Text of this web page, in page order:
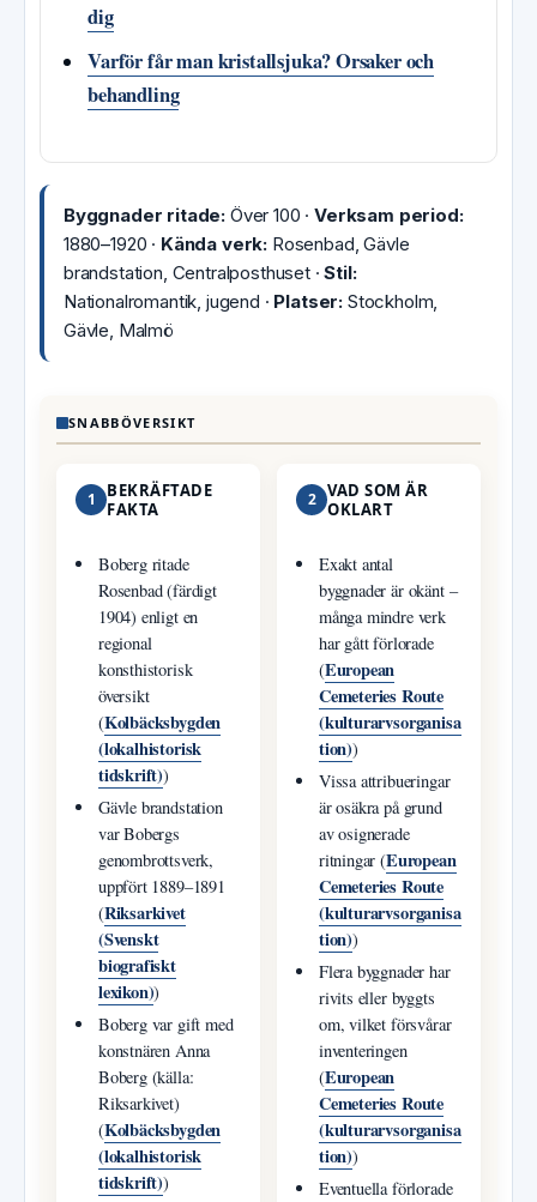
dig
Varför får man kristallsjuka? Orsaker och
behandling
Byggnader ritade: Över 100 ·Verksam period:
1880–1920 · Kända verk: Rosenbad, Gävle
brandstation, Centralposthuset ·Stil:
Nationalromantik, jugend · Platser: Stockholm,
Gävle, Malmö
SNABBÖVERSIKT
1
BEKRÄFTADE
FAKTA
Boberg ritade
Rosenbad (färdigt
1904) enligt en
regional
konsthistorisk
översikt
(Kolbäcksbygden
(lokalhistorisk
tidskrift))
Gävle brandstation
var Bobergs
genombrottsverk,
uppfört 1889–1891
(Riksarkivet
(Svenskt
biografiskt
lexikon))
Boberg var gift med
konstnären Anna
Boberg (källa:
Riksarkivet)
(Kolbäcksbygden
(lokalhistorisk
tidskrift))
2 VAD SOM ÄR
OKLART
Exakt antal
byggnader är okänt –
många mindre verk
har gått förlorade
(European
Cemeteries Route
(kulturarvsorganisa
tion))
Vissa attribueringar
är osäkra på grund
av osignerade
ritningar (European
Cemeteries Route
(kulturarvsorganisa
tion))
Flera byggnader har
rivits eller byggts
om, vilket försvårar
inventeringen
(European
Cemeteries Route
(kulturarvsorganisa
tion))
Eventuella förlorade